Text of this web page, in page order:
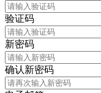
验证码
新密码
确认新密码